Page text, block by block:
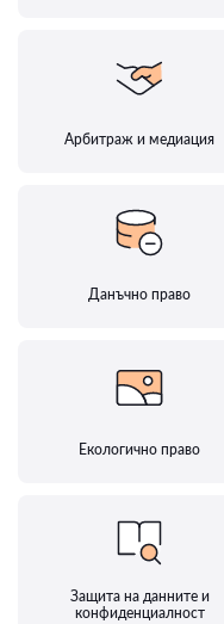
Арбитраж и медиация
Данъчно право
Екологично право
Защита на данните и
конфиденциалност